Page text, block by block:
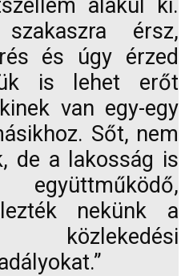
alakul ki.
érsz,
és úgy érzed
is lehet erőt
van egy-egy
Sőt, nem
de a lakosság is
nekünk a